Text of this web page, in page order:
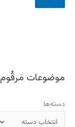
موضوعات مَرقُوم
دسته‌ها